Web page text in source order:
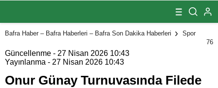
Filede Vefa
Rüzgârı Esti
Bafra Haber – Bafra Haberleri – Bafra Son Dakika Haberleri
Spor
76
Güncellenme - 27 Nisan 2026 10:43
Yayınlanma - 27 Nisan 2026 10:43
Onur Günay Turnuvasında Filede